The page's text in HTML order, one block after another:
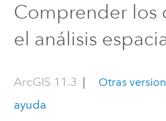
Comprender los
el análisis
ArcGIS 11.3 Otras
ayuda